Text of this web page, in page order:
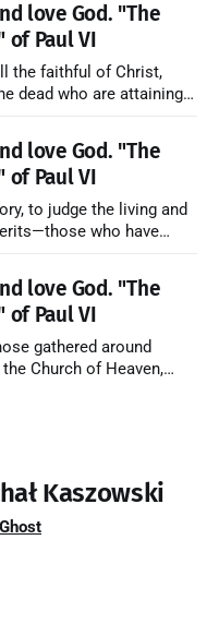
love God. "The
of Paul VI
the faithful of Christ,
dead who are attaining
that in this communion
is
love God. "The
of Paul VI
to judge the living and
who have
end going to the fire that
love God. "The
of Paul VI
gathered around
Church of Heaven,
with the holy
Kaszowski
Ghost